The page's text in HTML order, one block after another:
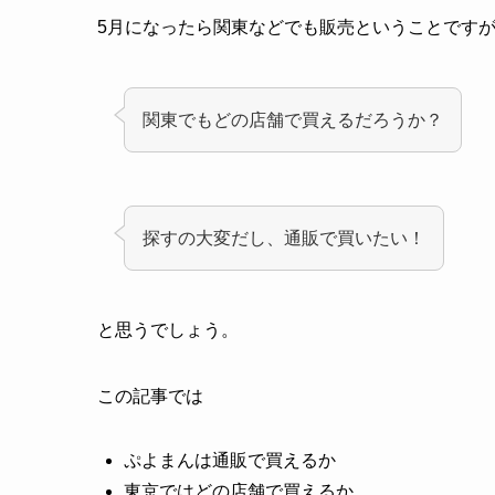
5月になったら関東などでも販売ということです
関東でもどの店舗で買えるだろうか？
探すの大変だし、通販で買いたい！
と思うでしょう。
この記事では
ぷよまんは通販で買えるか
東京ではどの店舗で買えるか